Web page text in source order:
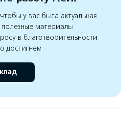
у вас была актуальная
материалы
в благотворительности.
достигнем